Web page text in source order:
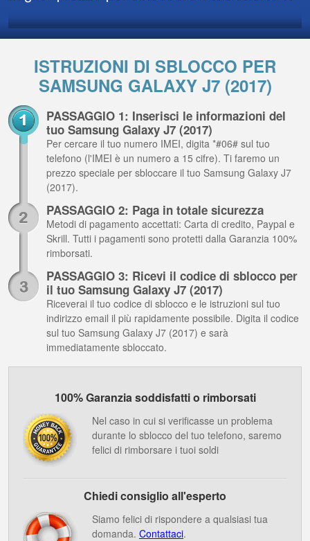
ISTRUZIONI DI SBLOCCO PER
SAMSUNG GALAXY J7 (2017)
PASSAGGIO 1: Inserisci le informazioni del
tuo Samsung Galaxy J7 (2017)
Per cercare il tuo numero IMEI, digita *#06# sul tuo
telefono (l'IMEI è un numero a 15 cifre). Ti faremo un
prezzo speciale per sbloccare il tuo Samsung Galaxy J7
(2017).
PASSAGGIO 2: Paga in totale sicurezza
Metodi di pagamento accettati: Carta di credito, Paypal e
Skrill. Tutti i pagamenti sono protetti dalla Garanzia 100%
rimborsati.
PASSAGGIO 3: Ricevi il codice di sblocco per
il tuo Samsung Galaxy J7 (2017)
Riceverai il tuo codice di sblocco e le istruzioni sul tuo
indirizzo email il più rapidamente possibile. Digita il codice
sul tuo Samsung Galaxy J7 (2017) e sarà
immediatamente sbloccato.
100% Garanzia soddisfatti o rimborsati
Nel caso in cui si verificasse un problema
durante lo sblocco del tuo telefono, saremo
felici di rimborsare i tuoi soldi
Chiedi consiglio all'esperto
Siamo felici di rispondere a qualsiasi tua
domanda. Contattaci.